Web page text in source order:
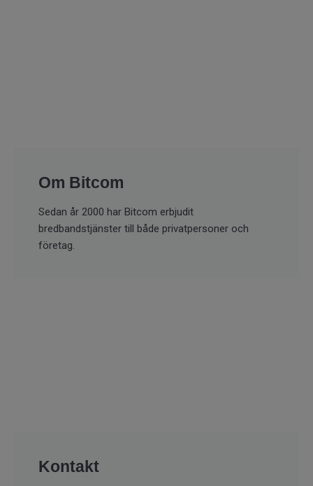
Om Bitcom
Sedan år 2000 har Bitcom erbjudit
bredbandstjänster till både privatpersoner och
företag.
Kontakt